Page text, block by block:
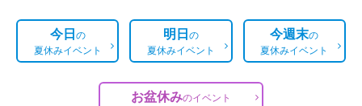
今日の
夏休みイベント
明日の
夏休みイベント
今週末の
夏休みイベント
お盆休みのイベント